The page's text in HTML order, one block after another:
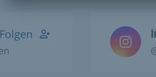
Folgen